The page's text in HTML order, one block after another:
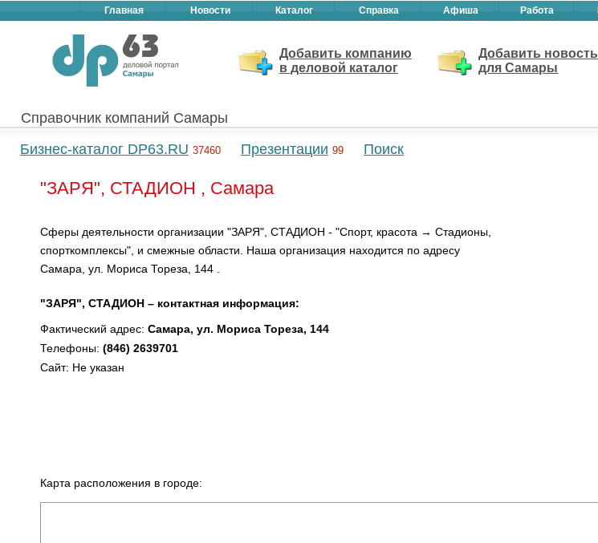
Главная Новости Каталог Справка Афиша Работа
Добавить компанию
в деловой каталог
Добавить новость
для Самары
Справочник компаний Самары
Бизнес-каталог DP63.RU 37460 Презентации 99 Поиск
"ЗАРЯ", СТАДИОН , Самара
Сферы деятельности организации "ЗАРЯ", СТАДИОН - "Спорт, красота → Стадионы,
спорткомплексы", и смежные области. Наша организация находится по адресу
Самара, ул. Мориса Тореза, 144 .
"ЗАРЯ", СТАДИОН – контактная информация:
Фактический адрес: Самара, ул. Мориса Тореза, 144
Телефоны: (846) 2639701
Сайт: Не указан
Карта расположения в городе: